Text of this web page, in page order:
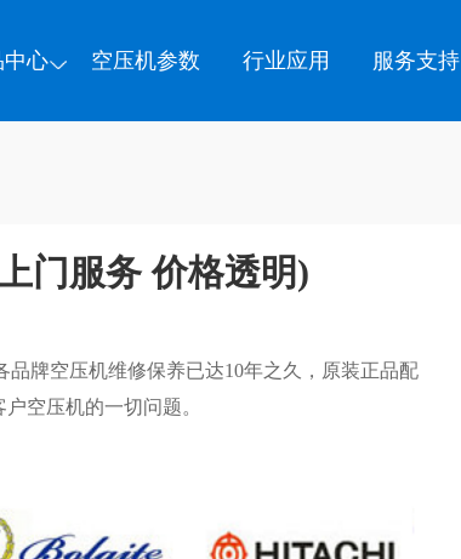
中心 空压机参数 行业应用 服务支持
门服务 价格透明)
品牌空压机维修保养已达10年之久，原装正品配
空压机的一切问题。